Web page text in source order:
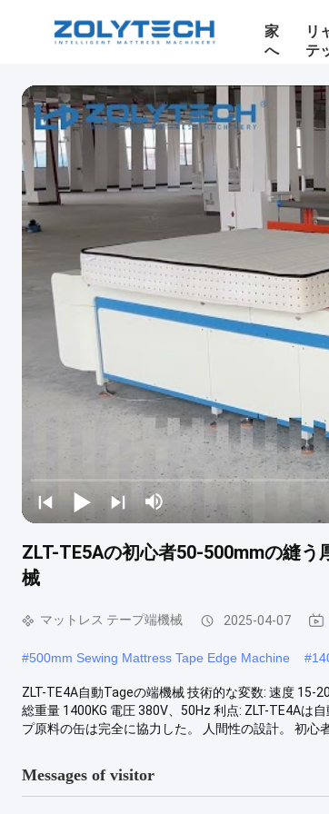
家
へ
リ
テ
ZLT-TE5Aの初心者50-500mmの縫
械
マットレス テープ端機械 2025-04-07
#500mm Sewing Mattress Tape Edge Machine #
ZLT-TE4A自動Tageの端機械 技術的な変数: 速度
総重量 1400KG 電圧 380V、50Hz 利点: ZLT-TE4Aは
プ原料の缶は完全に協力した。 人間性の設計。 初心
Messages of visitor